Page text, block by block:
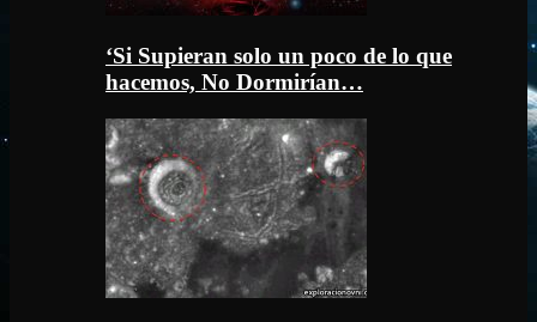
‘Si Supieran solo un poco de lo que
hacemos, No Dormirían…